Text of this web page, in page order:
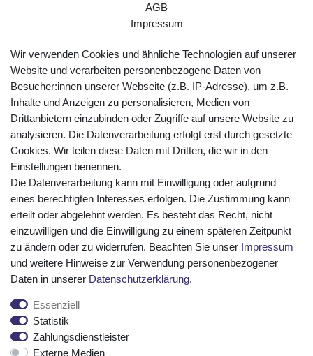
AGB
Impressum
ÜBER UNS
AMIKON GMBH
Einsteinstr. 8a
46325 Borken
Deutschland
Öffnungszeiten Montag - Donnerstag
07:30 - 16:00 Uhr
Öffnungszeiten Freitag
07:30 - 15:00 Uhr
ZAHLUNGSARTEN
²
Wir verwenden Cookies und ähnliche Technologien auf unserer
Website und verarbeiten personenbezogene Daten von
Besucher:innen unserer Webseite (z.B. IP-Adresse), um z.B.
Inhalte und Anzeigen zu personalisieren, Medien von
Drittanbietern einzubinden oder Zugriffe auf unsere Website zu
analysieren. Die Datenverarbeitung erfolgt erst durch gesetzte
Cookies. Wir teilen diese Daten mit Dritten, die wir in den
Einstellungen benennen.
Die Datenverarbeitung kann mit Einwilligung oder aufgrund
eines berechtigten Interesses erfolgen. Die Zustimmung kann
erteilt oder abgelehnt werden. Es besteht das Recht, nicht
einzuwilligen und die Einwilligung zu einem späteren Zeitpunkt
zu ändern oder zu widerrufen. Beachten Sie unser Impressum
und weitere Hinweise zur Verwendung personenbezogener
Daten in unserer Daten­schutz­erklärung.
Essenziell
Statistik
Zahlungsdienstleister
Externe Medien